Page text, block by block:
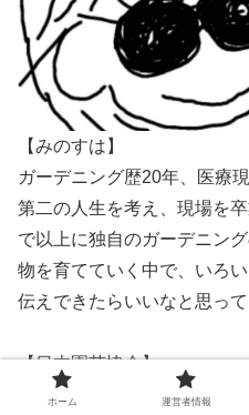
【みのすは】
ガーデニング歴20年、医療
第二の人生を考え、現場を
で以上に独自のガーデニン
物を育てていく中で、いろ
伝えできたらいいなと思って
【日本園芸協会】
ガーデンコーディネーター
ホーム 運営者情報